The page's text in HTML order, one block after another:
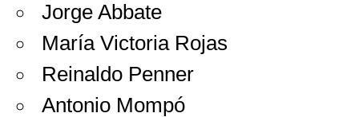
Jorge Abbate
María Victoria Rojas
Reinaldo Penner
Antonio Mompó